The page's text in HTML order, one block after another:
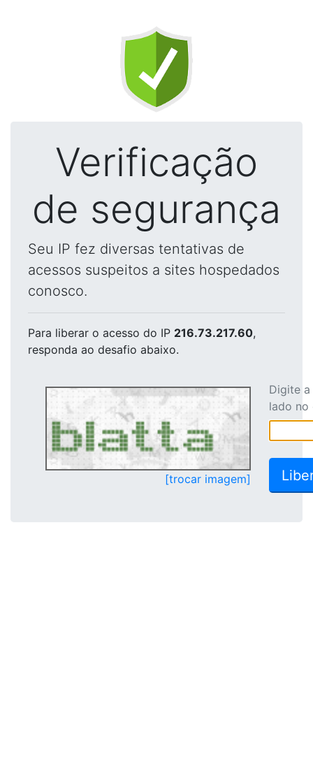
Verificação
de segurança
Seu IP fez diversas tentativas de
acessos suspeitos a sites hospedados
conosco.
Para liberar o acesso do IP 216.73.217.60,
responda ao desafio abaixo.
[trocar imagem]
Digite
lado no